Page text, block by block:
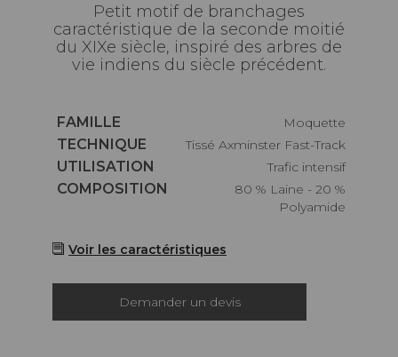
Petit motif de branchages
caractéristique de la seconde moitié
du XIXe siècle, inspiré des arbres de
vie indiens du siècle précédent.
Caractéristiques
FAMILLE
Moquette
Caractéristiques
TECHNIQUE
Tissé Axminster Fast-Track
Caractéristiques
UTILISATION
Trafic intensif
Caractéristiques
COMPOSITION
80 % Laine - 20 %
Polyamide
Voir les caractéristiques
Demander un devis